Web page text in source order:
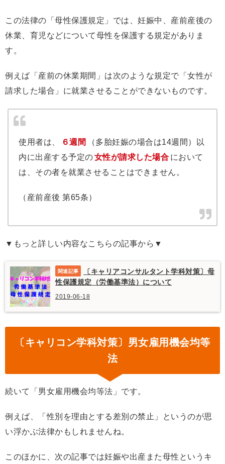
この法律の「母性保護規定」では、妊娠中、産前産後の
休業、育児などについて母性を保護する規定がありま
す。
例えば「産前の休業期間」は次のような規定で「女性が
請求した場合」に就業させることができないものです。
使用者は、 ６週間
（多胎妊娠の場合は14週間）以
内に出産する予定の女性が請求した場合 において
は、その者を就業させることはできません。
（産前産後 第65条）
▼もっと詳しい内容なこちらの記事から▼
〔キャリアコンサルタント学科対策〕母
性保護規定（労働基準法）について
2019-06-18
〔キャリコン学科対策〕男女雇用機会均等
法
続いて「男女雇用機会均等法」です。
例えば、「性別を理由とする差別の禁止」というのが思
い浮かぶ法律かもしれませんね。
このほかに、次の記事では妊娠や出産また母性というキ